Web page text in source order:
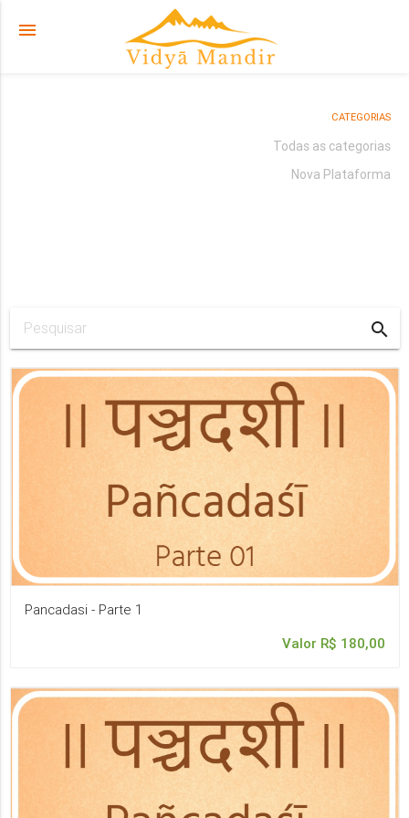
menu
CATEGORIAS
Todas as categorias
Nova Plataforma
search
Pancadasi - Parte 1
Valor R$ 180,00